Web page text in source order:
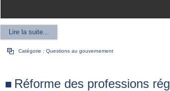
Lire la suite...
Catégorie : Questions au gouvernement
Réforme des professions